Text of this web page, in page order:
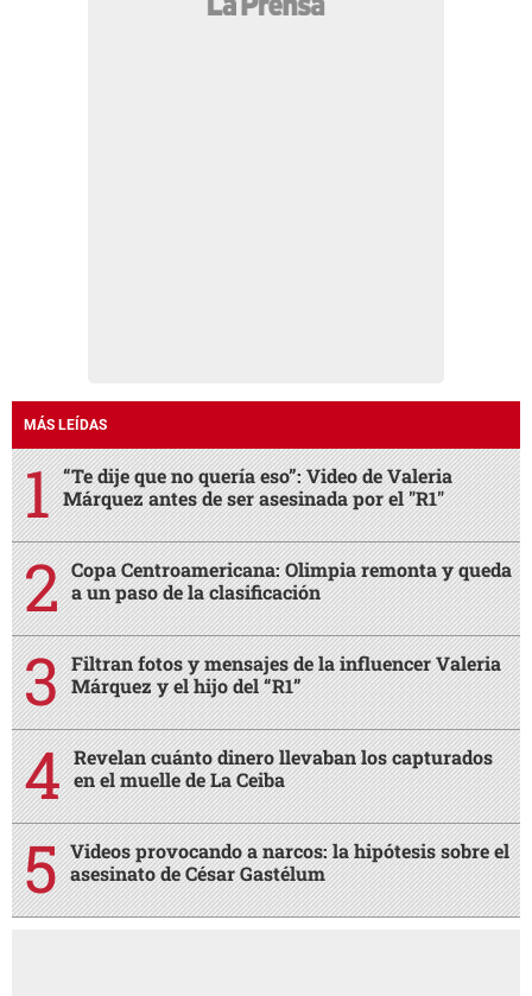
MÁS LEÍDAS
“Te dije que no quería eso”: Video de Valeria
Márquez antes de ser asesinada por el "R1"
Copa Centroamericana: Olimpia remonta y queda
a un paso de la clasificación
Filtran fotos y mensajes de la influencer Valeria
Márquez y el hijo del “R1”
Revelan cuánto dinero llevaban los capturados
en el muelle de La Ceiba
Videos provocando a narcos: la hipótesis sobre el
asesinato de César Gastélum